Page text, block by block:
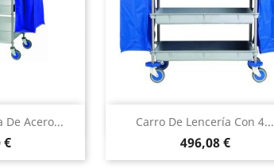
De Acero...
€
Carro De Lencería Con 4...
Precio
496,08 €
Vista rápida